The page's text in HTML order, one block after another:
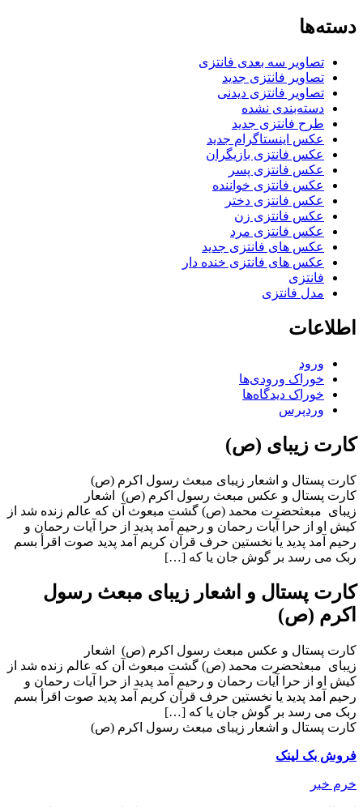
دسته‌ها
تصاویر سه بعدی فانتزی
تصاویر فانتزی جدید
تصاویر فانتزی دیدنی
دسته‌بندی نشده
طرح فانتزی جدید
عکس اینستاگرام جدید
عکس فانتزی بازیگران
عکس فانتزی پسر
عکس فانتزی خواننده
عکس فانتزی دختر
عکس فانتزی زن
عکس فانتزی مرد
عکس های فانتزی جدید
عکس های فانتزی خنده دار
فانتزی
مدل فانتزی
اطلاعات
ورود
خوراک ورودی‌ها
خوراک دیدگاه‌ها
وردپرس
کارت زیبای (ص)
کارت پستال و اشعار زیبای مبعث رسول اکرم (ص)
کارت پستال و عکس مبعث رسول اکرم (ص) اشعار
زیبای مبعثحضرت محمد (ص) گشت مبعوث آن که عالم زنده شد از
کیش او از حرا آیات رحمان و رحیم آمد پدید از حرا آیات رحمان و
رحیم آمد پدید یا نخستین حرف قرآن کریم آمد پدید صوت اقرأ بسم
ربک مى رسد بر گوش جان یا که […]
کارت پستال و اشعار زیبای مبعث رسول
اکرم (ص)
کارت پستال و عکس مبعث رسول اکرم (ص) اشعار
زیبای مبعثحضرت محمد (ص) گشت مبعوث آن که عالم زنده شد از
کیش او از حرا آیات رحمان و رحیم آمد پدید از حرا آیات رحمان و
رحیم آمد پدید یا نخستین حرف قرآن کریم آمد پدید صوت اقرأ بسم
ربک مى رسد بر گوش جان یا که […]
کارت پستال و اشعار زیبای مبعث رسول اکرم (ص)
فروش بک لینک
خرم خبر